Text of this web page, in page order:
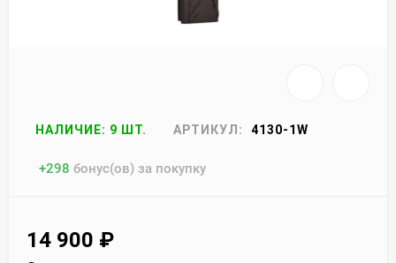
НАЛИЧИЕ: 9 ШТ. АРТИКУЛ: 4130-1W
+298 бонус(ов) за покупку
14 900 ₽